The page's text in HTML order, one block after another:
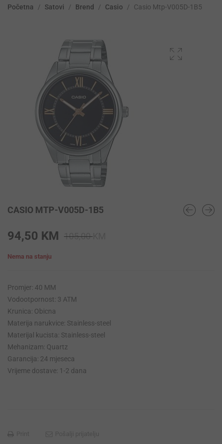
Početna / Satovi / Brend / Casio / Casio Mtp-V005D-1B5
CASIO MTP-V005D-1B5
105,00
94,50 KM
Nema na stanju
Promjer: 40 MM
Vodootpornost: 3 ATM
Krunica: Obicna
Materija narukvice: Stainless-steel
Materijal kucista: Stainless-steel
Mehanizam: Quartz
Garancija: 24 mjeseca
Vrijeme dostave: 1-2 dana